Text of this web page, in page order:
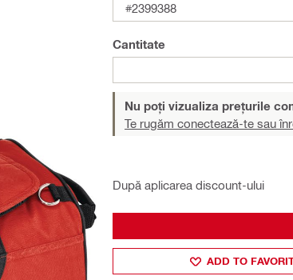
#2399388
Cantitate
Nu poți vizualiza prețurile
Te rugăm conectează-te sau
După aplicarea discount-ului
ADD TO